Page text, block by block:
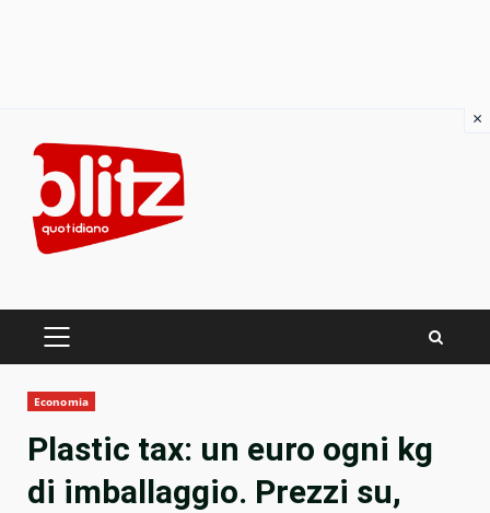
content
PRIMARY
Economia
Plastic tax: un euro ogni kg
di imballaggio. Prezzi su,
×